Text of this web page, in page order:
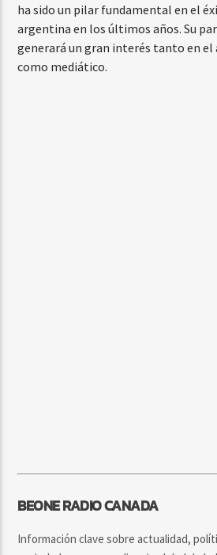
ha sido un pilar fundamental en el
argentina en los últimos años. Su
generará un gran interés tanto en
como mediático.
BEONE RADIO CANADA
Información clave sobre actualidad,